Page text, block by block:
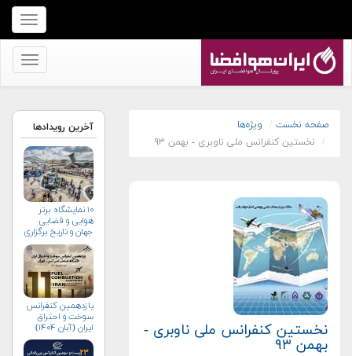
برای
نمایش
منو
برای
کنید
صفحه نخست
ویژه‌ها
نخستین کنفرانس ملی ناوبری - بهمن ۹۳
نخستین کنفرانس ملی ناوبری -
بهمن ۹۳
آخرین رویدادها
۱۰ نمایشگاه برتر
هوایی و فضایی
جهان و تاریخ برگزاری
آن‌ها
یازدهمین کنفرانس
سوخت و احتراق
ایران (آبان‌ ۱۴۰۴)